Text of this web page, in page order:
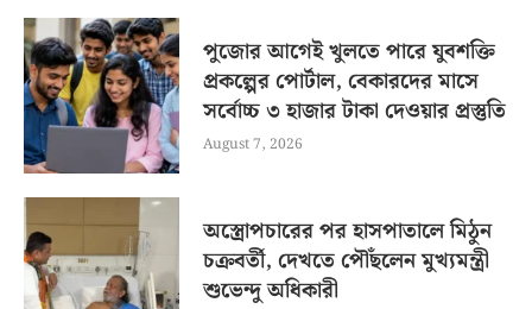
পুজোর আগেই খুলতে পারে যুবশক্তি
প্রকল্পের পোর্টাল, বেকারদের মাসে
সর্বোচ্চ ৩ হাজার টাকা দেওয়ার প্রস্তুতি
August 7, 2026
অস্ত্রোপচারের পর হাসপাতালে মিঠুন
চক্রবর্তী, দেখতে পৌঁছলেন মুখ্যমন্ত্রী
শুভেন্দু অধিকারী